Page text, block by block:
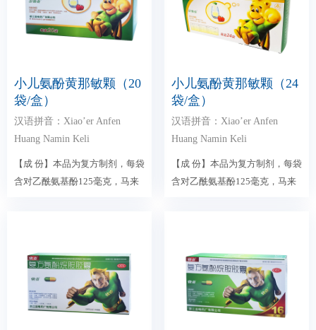
小儿氨酚黄那敏颗（20
袋/盒）
汉语拼音：Xiao’er Anfen
Huang Namin Keli
【成 份】本品为复方制剂，每袋
含对乙酰氨基酚125毫克，马来
小儿氨酚黄那敏颗（24
袋/盒）
汉语拼音：Xiao’er Anfen
Huang Namin Keli
【成 份】本品为复方制剂，每袋
含对乙酰氨基酚125毫克，马来